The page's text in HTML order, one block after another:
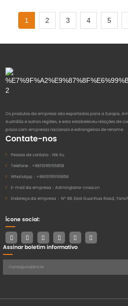
1 2 3 4 5
Os produtos da empresa são exportados para a Europa,
Austrália e outras regiões, e esta estabeleceu relações de
prazo com empresas nacionais e estrangeiras de renome.
Contate-nos
Pessoa de contato： Nik Xu
Telefone： +8615195155858
WhatsApp： +8615195155858
E-mail da empresa： Admin@sino-cross.cn
Endereço da empresa： Nº 88, East Guanhua Road,
Ícone social:
Assinar boletim informativo